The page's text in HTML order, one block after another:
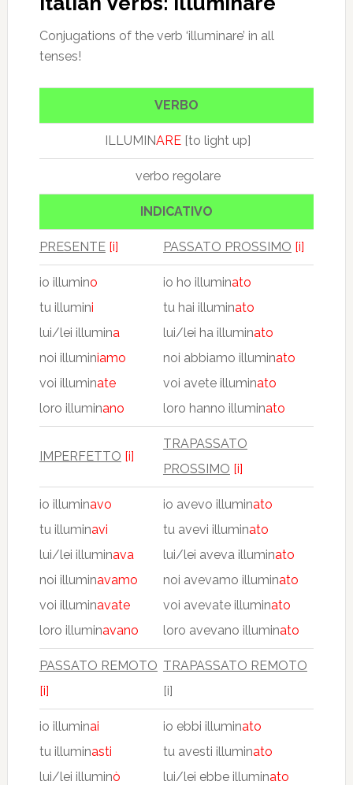
Conjugations of the verb ‘illuminare’ in all
tenses!
VERBO
ILLUMINARE [to light up]
verbo regolare
INDICATIVO
PRESENTE [i] PASSATO PROSSIMO [i]
io illumino
tu illumini
lui/lei illumina
noi illuminiamo
voi illuminate
loro illuminano
io ho illuminato
tu hai illuminato
lui/lei ha illuminato
noi abbiamo illuminato
voi avete illuminato
loro hanno illuminato
IMPERFETTO [i]
TRAPASSATO
PROSSIMO [i]
io illuminavo
tu illuminavi
lui/lei illuminava
noi illuminavamo
voi illuminavate
loro illuminavano
io avevo illuminato
tu avevi illuminato
lui/lei aveva illuminato
noi avevamo illuminato
voi avevate illuminato
loro avevano illuminato
PASSATO REMOTO
[i]
TRAPASSATO REMOTO
[i]
io illuminai
tu illuminasti
lui/lei illuminò
io ebbi illuminato
tu avesti illuminato
lui/lei ebbe illuminato